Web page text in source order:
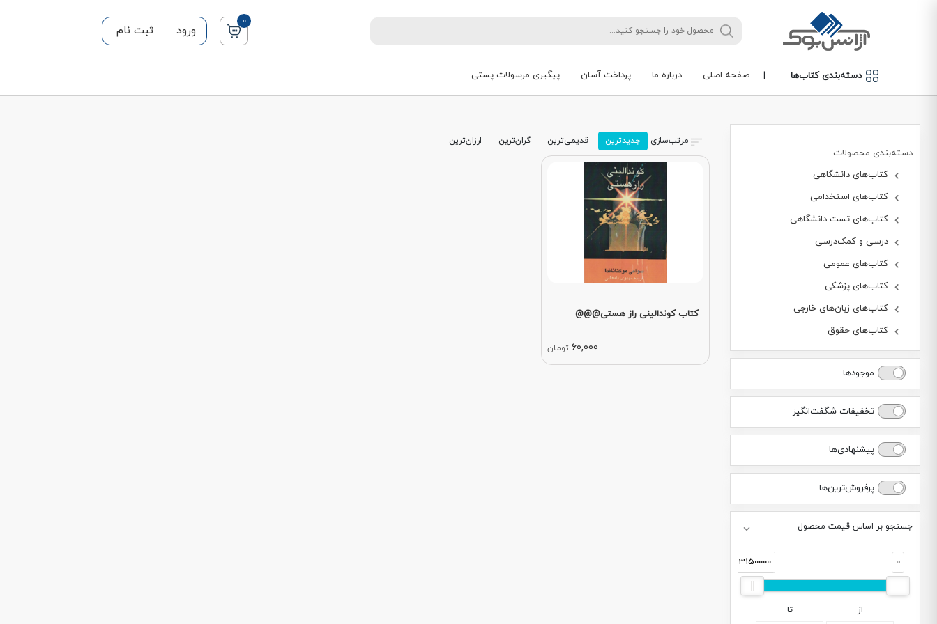
0
ورود ثبت نام
دسته‌بندی کتاب‌ها | صفحه اصلی درباره ما پرداخت آسان پیگیری مرسولات پستی
دسته‌بندی محصولات
کتاب‌های دانشگاهی
کتاب‌های استخدامی
کتاب‌های تست دانشگاهی
درسی و کمک‌درسی
کتاب‌های عمومی
کتاب‌های پزشکی
کتاب‌های زبان‌های خارجی
کتاب‌های حقوق
موجودها
تخفیفات شگفت‌انگیز
پیشنهادی‌ها
پرفروش‌ترین‌ها
جستجو بر اساس قیمت محصول
0
33150000
از تا
مرتب‌سازی جدیدترین قدیمی‌ترین گران‌ترین ارزان‌ترین
کتاب کوندالینی راز هستی@@@
60,000 تومان